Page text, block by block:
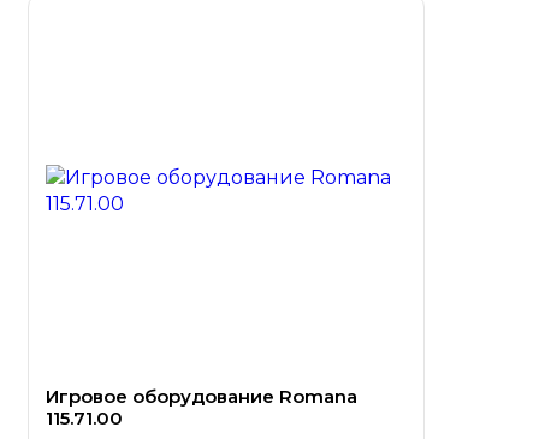
Игровое оборудование Romana
115.71.00